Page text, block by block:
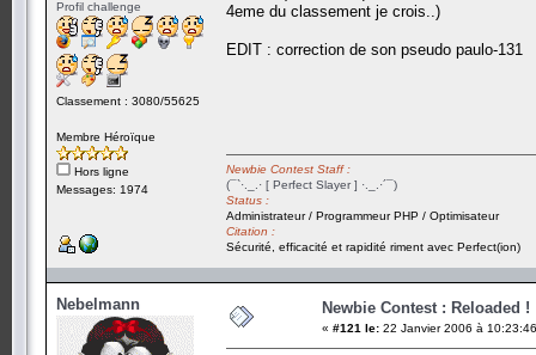
Profil challenge
Classement : 3080/55625
Membre Héroïque
Hors ligne
Messages: 1974
4eme du classement je crois..)
EDIT : correction de son pseudo paulo-131
Newbie Contest Staff :
(¯`·._.· [ Perfect Slayer ] ·._.·´¯)
Status :
Administrateur / Programmeur PHP / Optimisateur
Citation :
Sécurité, efficacité et rapidité riment avec Perfect(ion)
Nebelmann Newbie Contest : Reloaded !
« #121 le: 22 Janvier 2006 à